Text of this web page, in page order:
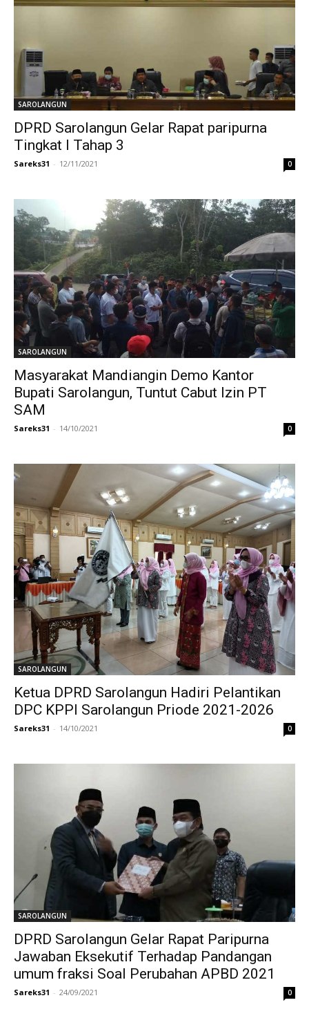
SAROLANGUN
DPRD Sarolangun Gelar Rapat paripurna
Tingkat I Tahap 3
Sareks31 - 12/11/2021 0
SAROLANGUN
Masyarakat Mandiangin Demo Kantor
Bupati Sarolangun, Tuntut Cabut Izin PT
SAM
Sareks31 - 14/10/2021 0
SAROLANGUN
Ketua DPRD Sarolangun Hadiri Pelantikan
DPC KPPI Sarolangun Priode 2021-2026
Sareks31 - 14/10/2021 0
SAROLANGUN
DPRD Sarolangun Gelar Rapat Paripurna
Jawaban Eksekutif Terhadap Pandangan
umum fraksi Soal Perubahan APBD 2021
Sareks31 - 24/09/2021 0